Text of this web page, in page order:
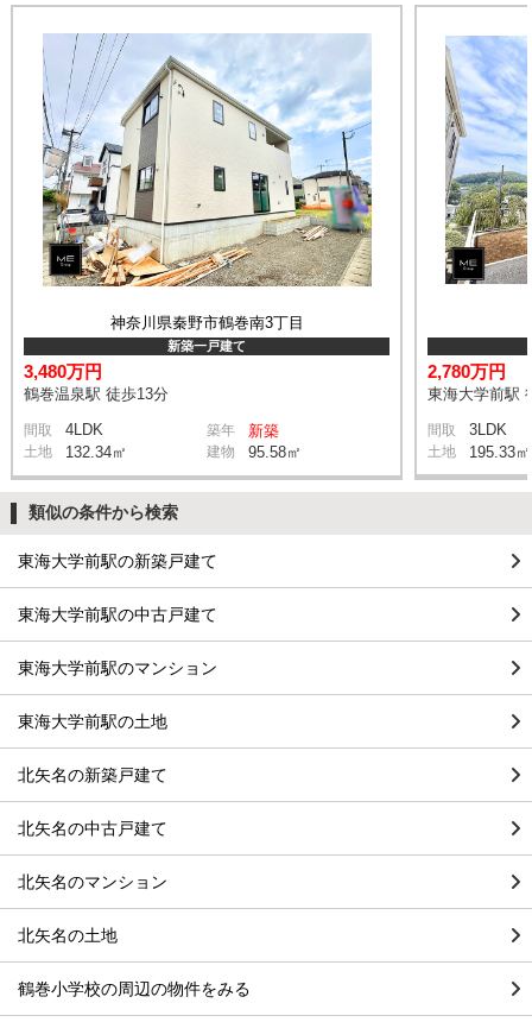
神奈川県秦野市鶴巻南3丁目
新築一戸建て
3,480万円
鶴巻温泉駅 徒歩13分
間取 4LDK 築年 新築
土地 132.34㎡ 建物 95.58㎡
2,780万円
東海大学前駅
間取 3LDK
土地 195.33㎡
類似の条件から検索
東海大学前駅の新築戸建て
東海大学前駅の中古戸建て
東海大学前駅のマンション
東海大学前駅の土地
北矢名の新築戸建て
北矢名の中古戸建て
北矢名のマンション
北矢名の土地
鶴巻小学校の周辺の物件をみる